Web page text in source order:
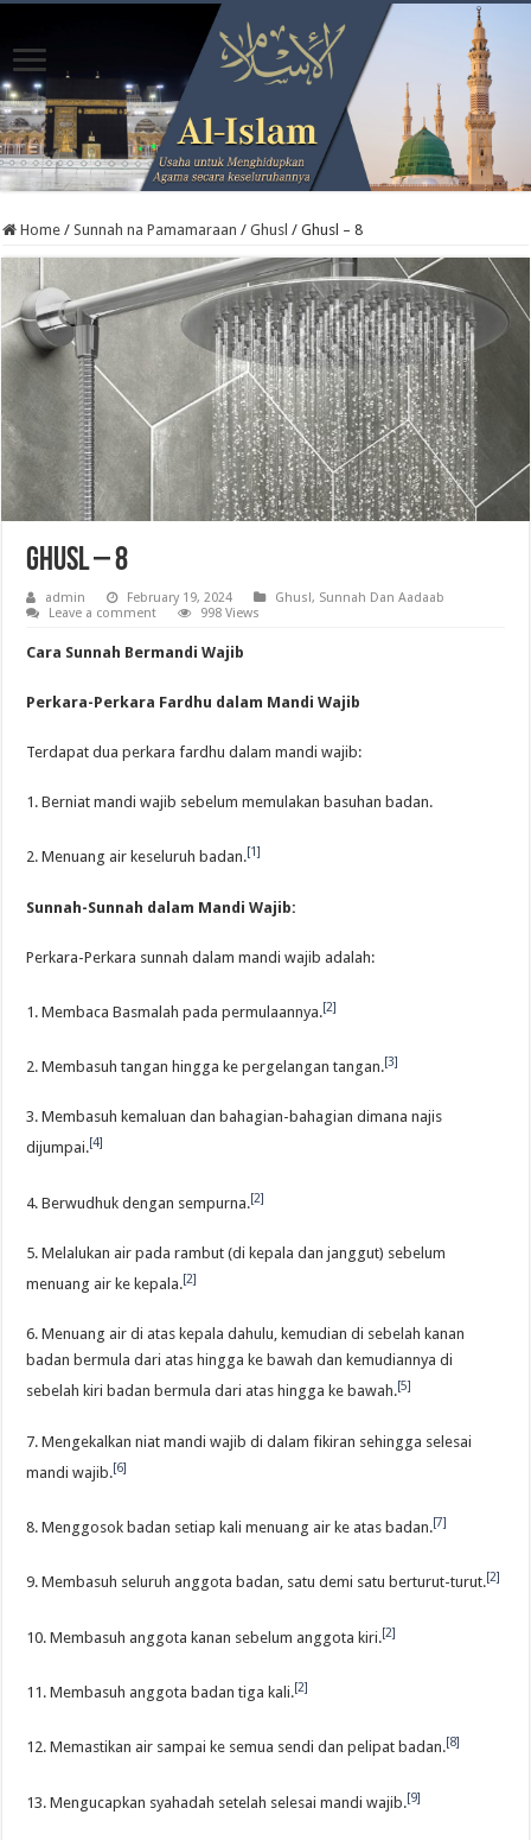
Home / Sunnah na Pamamaraan / Ghusl / Ghusl – 8
Ghusl – 8
admin February 19, 2024 Ghusl, Sunnah Dan Aadaab
Leave a comment
998 Views
Cara Sunnah Bermandi Wajib
Perkara-Perkara Fardhu dalam Mandi Wajib
Terdapat dua perkara fardhu dalam mandi wajib:
1. Berniat mandi wajib sebelum memulakan basuhan badan.
2. Menuang air keseluruh badan.[1]
Sunnah-Sunnah dalam Mandi Wajib:
Perkara-Perkara sunnah dalam mandi wajib adalah:
1. Membaca Basmalah pada permulaannya.[2]
2. Membasuh tangan hingga ke pergelangan tangan.[3]
3. Membasuh kemaluan dan bahagian-bahagian dimana najis
dijumpai.[4]
4. Berwudhuk dengan sempurna.[2]
5. Melalukan air pada rambut (di kepala dan janggut) sebelum
menuang air ke kepala.[2]
6. Menuang air di atas kepala dahulu, kemudian di sebelah kanan
badan bermula dari atas hingga ke bawah dan kemudiannya di
sebelah kiri badan bermula dari atas hingga ke bawah.[5]
7. Mengekalkan niat mandi wajib di dalam fikiran sehingga selesai
mandi wajib.[6]
8. Menggosok badan setiap kali menuang air ke atas badan.[7]
9. Membasuh seluruh anggota badan, satu demi satu berturut-turut.[2]
10. Membasuh anggota kanan sebelum anggota kiri.[2]
11. Membasuh anggota badan tiga kali.[2]
12. Memastikan air sampai ke semua sendi dan pelipat badan.[8]
13. Mengucapkan syahadah setelah selesai mandi wajib.[9]